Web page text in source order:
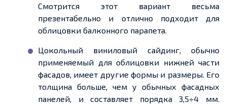
Смотрится этот вариант весьма
презентабельно и отлично подходит для
облицовки балконного парапета.
Цокольный виниловый сайдинг, обычно
применяемый для облицовки нижней части
фасадов, имеет другие формы и размеры. Его
толщина больше, чем у обычных фасадных
панелей, и составляет порядка 3,5÷4 мм.